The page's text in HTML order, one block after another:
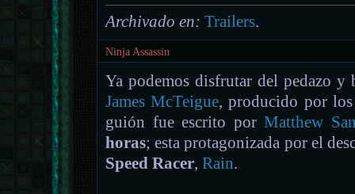
Archivado en: Trailers.
Ninja Assassin
Ya podemos disfrutar del pedazo
James McTeigue, producido por
guión fue escrito porMatthew
horas; esta protagonizada por el
Speed Racer,Rain.